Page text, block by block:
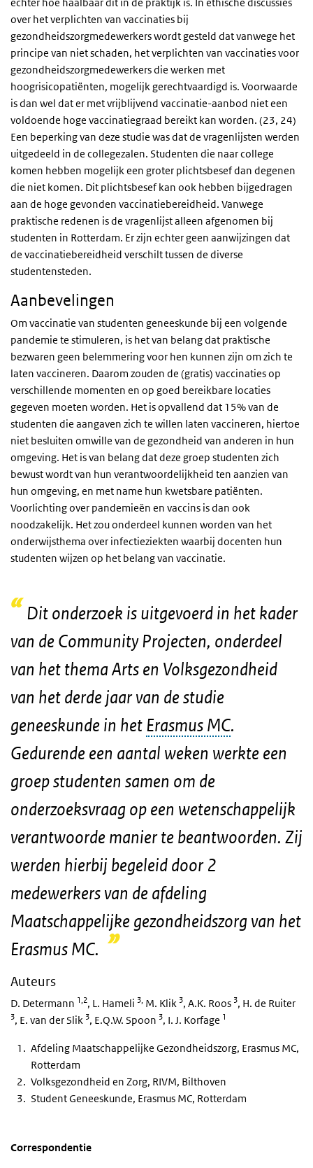
echter hoe haalbaar dit in de praktijk is. In ethische discussies
over het verplichten van vaccinaties bij
gezondheidszorgmedewerkers wordt gesteld dat vanwege het
principe van niet schaden, het verplichten van vaccinaties voor
gezondheidszorgmedewerkers die werken met
hoogrisicopatiënten, mogelijk gerechtvaardigd is. Voorwaarde
is dan wel dat er met vrijblijvend vaccinatie-aanbod niet een
voldoende hoge vaccinatiegraad bereikt kan worden. (23, 24)
Een beperking van deze studie was dat de vragenlijsten werden
uitgedeeld in de collegezalen. Studenten die naar college
komen hebben mogelijk een groter plichtsbesef dan degenen
die niet komen. Dit plichtsbesef kan ook hebben bijgedragen
aan de hoge gevonden vaccinatiebereidheid. Vanwege
praktische redenen is de vragenlijst alleen afgenomen bij
studenten in Rotterdam. Er zijn echter geen aanwijzingen dat
de vaccinatiebereidheid verschilt tussen de diverse
studentensteden.
Aanbevelingen
Om vaccinatie van studenten geneeskunde bij een volgende
pandemie te stimuleren, is het van belang dat praktische
bezwaren geen belemmering voor hen kunnen zijn om zich te
laten vaccineren. Daarom zouden de (gratis) vaccinaties op
verschillende momenten en op goed bereikbare locaties
gegeven moeten worden. Het is opvallend dat 15% van de
studenten die aangaven zich te willen laten vaccineren, hiertoe
niet besluiten omwille van de gezondheid van anderen in hun
omgeving. Het is van belang dat deze groep studenten zich
bewust wordt van hun verantwoordelijkheid ten aanzien van
hun omgeving, en met name hun kwetsbare patiënten.
Voorlichting over pandemieën en vaccins is dan ook
noodzakelijk. Het zou onderdeel kunnen worden van het
onderwijsthema over infectieziekten waarbij docenten hun
studenten wijzen op het belang van vaccinatie.
Dit onderzoek is uitgevoerd in het kader
van de Community Projecten, onderdeel
van het thema Arts en Volksgezondheid
van het derde jaar van de studie
geneeskunde in het Erasmus MC.
Gedurende een aantal weken werkte een
groep studenten samen om de
onderzoeksvraag op een wetenschappelijk
verantwoorde manier te beantwoorden. Zij
werden hierbij begeleid door 2
medewerkers van de afdeling
Maatschappelijke gezondheidszorg van het
Erasmus MC.
Auteurs
D. Determann 1,2, L. Hameli 3, M. Klik 3, A.K. Roos 3, H. de Ruiter
3, E. van der Slik 3, E.Q.W. Spoon 3, I. J. Korfage 1
Afdeling Maatschappelijke Gezondheidszorg, Erasmus MC,
Rotterdam
Volksgezondheid en Zorg, RIVM, Bilthoven
Student Geneeskunde, Erasmus MC, Rotterdam
Correspondentie